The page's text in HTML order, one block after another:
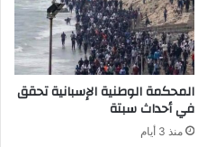
المحكمة الوطنية الإسبانية تحقق
في أحداث سبتة
منذ 3 أيام